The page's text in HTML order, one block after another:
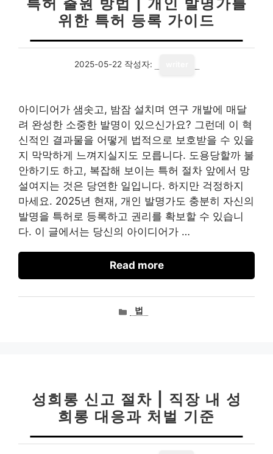
특허 출원 방법 | 개인 발명가를
위한 특허 등록 가이드
2025-05-22 작성자:
아이디어가 샘솟고, 밤잠 설치며 연구 개발에 매달
려 완성한 소중한 발명이 있으신가요? 그런데 이 혁
신적인 결과물을 어떻게 법적으로 보호받을 수 있을
지 막막하게 느껴지실지도 모릅니다. 도용당할까 불
안하기도 하고, 복잡해 보이는 특허 절차 앞에서 망
설여지는 것은 당연한 일입니다. 하지만 걱정하지
마세요. 2025년 현재, 개인 발명가도 충분히 자신의
발명을 특허로 등록하고 권리를 확보할 수 있습니
다. 이 글에서는 당신의 아이디어가 …
Read more
카법
성희롱 신고 절차 | 직장 내 성
희롱 대응과 처벌 기준